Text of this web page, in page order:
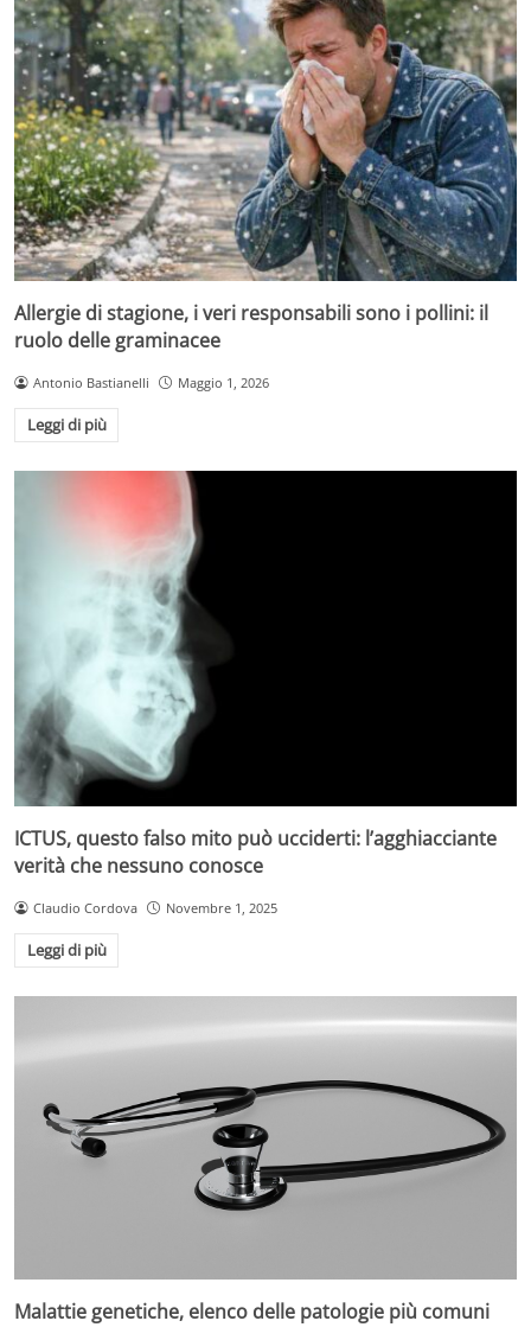
Allergie di stagione, i veri responsabili sono i pollini: il
ruolo delle graminacee
Antonio Bastianelli Maggio 1, 2026
Leggi di più
ICTUS, questo falso mito può ucciderti: l’agghiacciante
verità che nessuno conosce
Claudio Cordova Novembre 1, 2025
Leggi di più
Malattie genetiche, elenco delle patologie più comuni